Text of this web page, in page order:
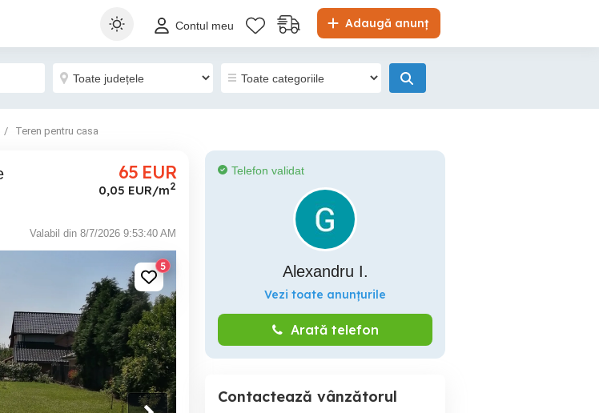
Adaugă anunț
Contul meu
Teren pentru casa
65 EUR
0,05 EUR/m2
Valabil din 8/7/2026 9:53:40 AM
5
Telefon validat
Alexandru I.
Vezi toate anunțurile
Arată telefon
Contactează vânzătorul